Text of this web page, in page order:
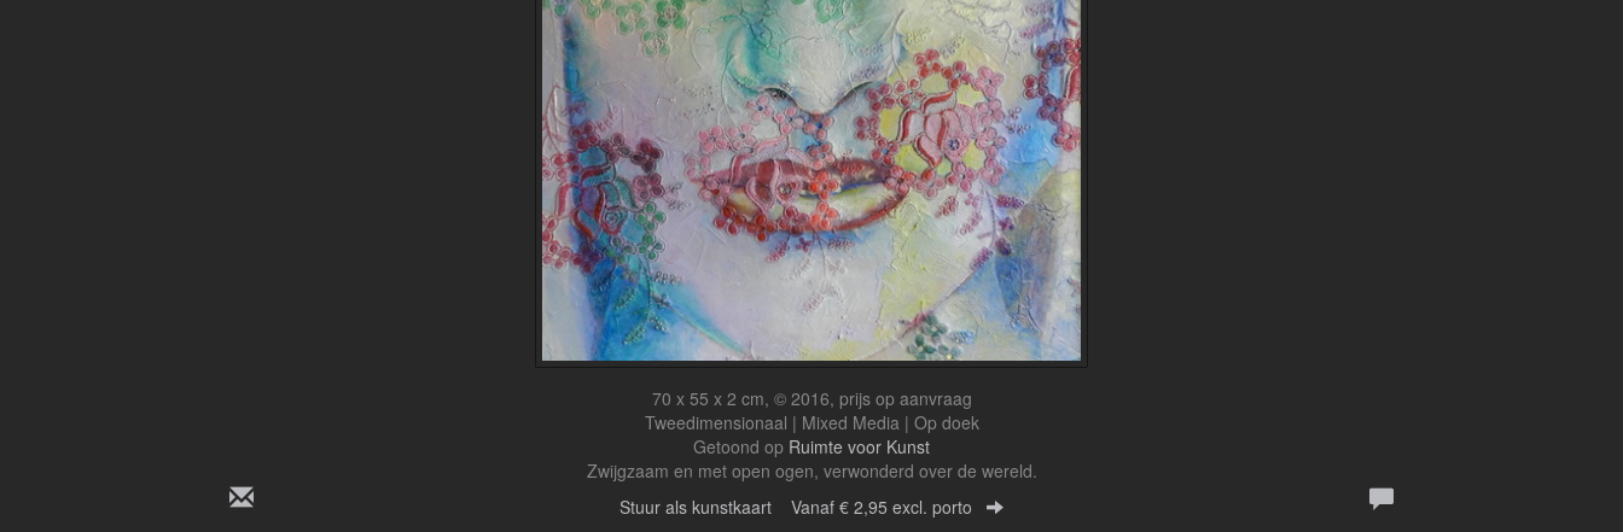
70 x 55 x 2 cm, © 2016, prijs op aanvraag
Tweedimensionaal | Mixed Media | Op doek
Getoond op Ruimte voor Kunst
Zwijgzaam en met open ogen, verwonderd over de wereld.
Stuur als kunstkaart Vanaf € 2,95 excl. porto